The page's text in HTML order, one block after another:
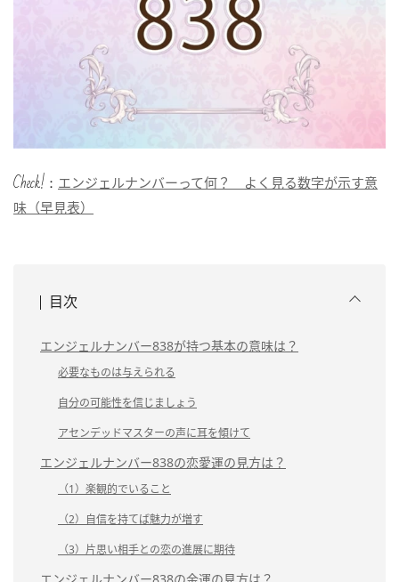
Check!： エンジェルナンバーって何？ よく見る数字が示す意
味（早見表）
目次
エンジェルナンバー838が持つ基本の意味は？
必要なものは与えられる
自分の可能性を信じましょう
アセンデッドマスターの声に耳を傾けて
エンジェルナンバー838の恋愛運の見方は？
（1）楽観的でいること
（2）自信を持てば魅力が増す
（3）片思い相手との恋の進展に期待
エンジェルナンバー838の金運の見方は？